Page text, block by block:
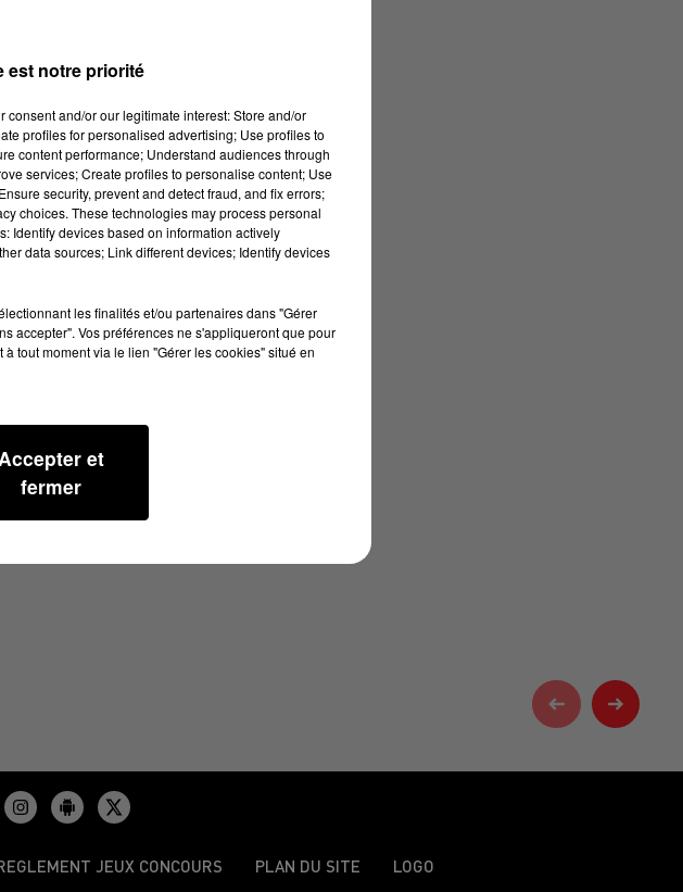
JEUX CONCOURS PLAN DU SITE LOGO
est notre priorité
and/or our legitimate interest: Store and/or
profiles for personalised advertising; Use profiles to
content performance; Understand audiences through
services; Create profiles to personalise content; Use
security, prevent and detect fraud, and fix errors;
choices. These technologies may process personal
Identify devices based on information actively
data sources; Link different devices; Identify devices
les finalités et/ou partenaires dans "Gérer
accepter". Vos préférences ne s'appliqueront que pour
tout moment via le lien "Gérer les cookies" situé en
Accepter et
fermer